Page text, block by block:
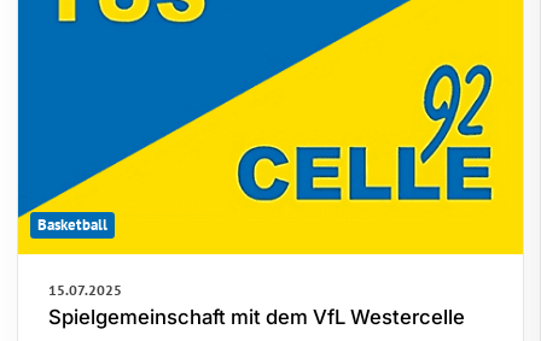
Basketball
15.07.2025
Spielgemeinschaft mit dem VfL Westercelle